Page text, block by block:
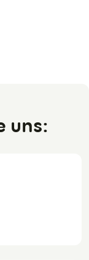
uns: